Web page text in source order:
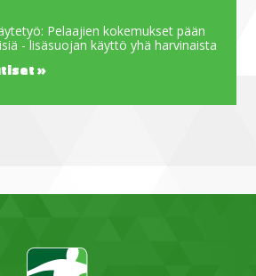
Pelaajien kokemukset pään
- lisäsuojan käyttö yhä harvinaista
»